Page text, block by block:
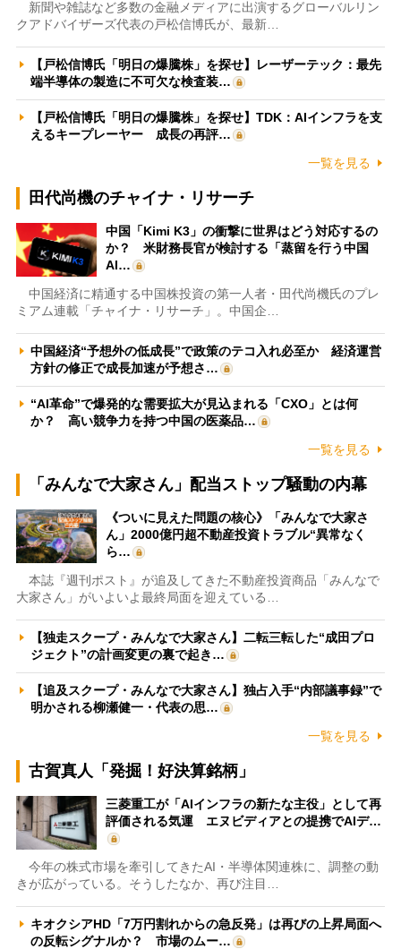
新聞や雑誌など多数の金融メディアに出演するグローバルリン
クアドバイザーズ代表の戸松信博氏が、最新…
【戸松信博氏「明日の爆騰株」を探せ】レーザーテック：最先
端半導体の製造に不可欠な検査装…
【戸松信博氏「明日の爆騰株」を探せ】TDK：AIインフラを支
えるキープレーヤー 成長の再評…
一覧を見る
田代尚機のチャイナ・リサーチ
中国「Kimi K3」の衝撃に世界はどう対応するの
か？ 米財務長官が検討する「蒸留を行う中国
AI…
中国経済に精通する中国株投資の第一人者・田代尚機氏のプレ
ミアム連載「チャイナ・リサーチ」。中国企…
中国経済“予想外の低成長”で政策のテコ入れ必至か 経済運営
方針の修正で成長加速が予想さ…
“AI革命”で爆発的な需要拡大が見込まれる「CXO」とは何
か？ 高い競争力を持つ中国の医薬品…
一覧を見る
「みんなで大家さん」配当ストップ騒動の内幕
《ついに見えた問題の核心》「みんなで大家さ
ん」2000億円超不動産投資トラブル“異常なく
ら…
本誌『週刊ポスト』が追及してきた不動産投資商品「みんなで
大家さん」がいよいよ最終局面を迎えている…
【独走スクープ・みんなで大家さん】二転三転した“成田プロ
ジェクト”の計画変更の裏で起き…
【追及スクープ・みんなで大家さん】独占入手“内部議事録”で
明かされる柳瀬健一・代表の思…
一覧を見る
古賀真人「発掘！好決算銘柄」
三菱重工が「AIインフラの新たな主役」として再
評価される気運 エヌビディアとの提携でAIデ…
今年の株式市場を牽引してきたAI・半導体関連株に、調整の動
きが広がっている。そうしたなか、再び注目…
キオクシアHD「7万円割れからの急反発」は再びの上昇局面へ
の反転シグナルか？ 市場のムー…